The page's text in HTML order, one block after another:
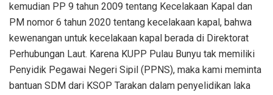
kemudian PP 9 tahun 2009 tentang Kecelakaan Kapal dan
PM nomor 6 tahun 2020 tentang kecelakaan kapal, bahwa
kewenangan untuk kecelakaan kapal berada di Direktorat
Perhubungan Laut. Karena KUPP Pulau Bunyu tak memiliki
Penyidik Pegawai Negeri Sipil (PPNS), maka kami meminta
bantuan SDM dari KSOP Tarakan dalam penyelidikan laka